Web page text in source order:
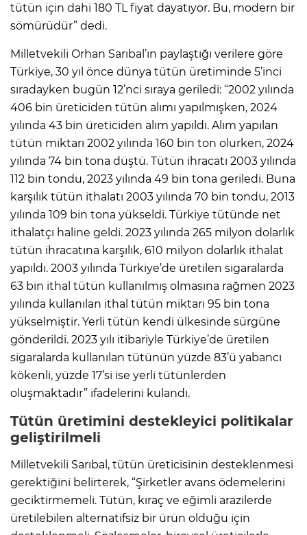
tütün için dahi 180 TL fiyat dayatıyor. Bu, modern bir
sömürüdür” dedi.
Milletvekili Orhan Sarıbal’ın paylaştığı verilere göre
Türkiye, 30 yıl önce dünya tütün üretiminde 5’inci
sıradayken bugün 12’nci sıraya geriledi: “2002 yılında
406 bin üreticiden tütün alımı yapılmışken, 2024
yılında 43 bin üreticiden alım yapıldı. Alım yapılan
tütün miktarı 2002 yılında 160 bin ton olurken, 2024
yılında 74 bin tona düştü. Tütün ihracatı 2003 yılında
112 bin tondu, 2023 yılında 49 bin tona geriledi. Buna
karşılık tütün ithalatı 2003 yılında 70 bin tondu, 2013
yılında 109 bin tona yükseldi. Türkiye tütünde net
ithalatçı haline geldi. 2023 yılında 265 milyon dolarlık
tütün ihracatına karşılık, 610 milyon dolarlık ithalat
yapıldı. 2003 yılında Türkiye’de üretilen sigaralarda
63 bin ithal tütün kullanılmış olmasına rağmen 2023
yılında kullanılan ithal tütün miktarı 95 bin tona
yükselmiştir. Yerli tütün kendi ülkesinde sürgüne
gönderildi. 2023 yılı itibariyle Türkiye’de üretilen
sigaralarda kullanılan tütünün yüzde 83’ü yabancı
kökenli, yüzde 17’si ise yerli tütünlerden
oluşmaktadır” ifadelerini kulandı.
Tütün üretimini destekleyici politikalar
geliştirilmeli
Milletvekili Sarıbal, tütün üreticisinin desteklenmesi
gerektiğini belirterek, “Şirketler avans ödemelerini
geciktirmemeli. Tütün, kıraç ve eğimli arazilerde
üretilebilen alternatifsiz bir ürün olduğu için